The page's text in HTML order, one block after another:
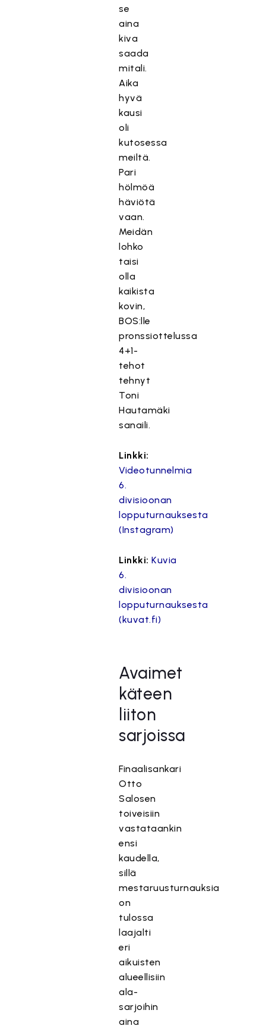
se
aina
kiva
saada
mitali.
Aika
hyvä
kausi
oli
kutosessa
meiltä.
Pari
hölmöä
häviötä
vaan.
Meidän
lohko
taisi
olla
kaikista
kovin,
BOS:lle
pronssiottelussa
4+1-
tehot
tehnyt
Toni
Hautamäki
sanaili.
Linkki:
Videotunnelmia
6.
divisioonan
lopputurnauksesta
(Instagram)
Linkki: Kuvia
6.
divisioonan
lopputurnauksesta
(kuvat.fi)
Avaimet
käteen
liiton
sarjoissa
Finaalisankari
Otto
Salosen
toiveisiin
vastataankin
ensi
kaudella,
sillä
mestaruusturnauksia
on
tulossa
laajalti
eri
aikuisten
alueellisiin
ala-
sarjoihin
aina